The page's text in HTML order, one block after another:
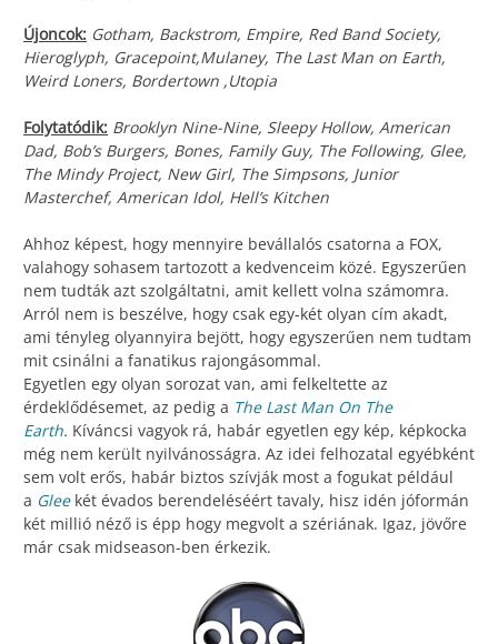
Újoncok: Gotham, Backstrom, Empire, Red Band Society,
Hieroglyph, Gracepoint,Mulaney, The Last Man on Earth,
Weird Loners, Bordertown ,Utopia
Folytatódik: Brooklyn Nine-Nine, Sleepy Hollow, American
Dad, Bob’s Burgers, Bones, Family Guy, The Following, Glee,
The Mindy Project, New Girl, The Simpsons, Junior
Masterchef, American Idol, Hell’s Kitchen
Ahhoz képest, hogy mennyire bevállalós csatorna a FOX,
valahogy sohasem tartozott a kedvenceim közé. Egyszerűen
nem tudták azt szolgáltatni, amit kellett volna számomra.
Arról nem is beszélve, hogy csak egy-két olyan cím akadt,
ami tényleg olyannyira bejött, hogy egyszerűen nem tudtam
mit csinálni a fanatikus rajongásommal.
Egyetlen egy olyan sorozat van, ami felkeltette az
érdeklődésemet, az pedig a The Last Man On The
Earth. Kíváncsi vagyok rá, habár egyetlen egy kép, képkocka
még nem került nyilvánosságra. Az idei felhozatal egyébként
sem volt erős, habár biztos szívják most a fogukat például
a Gleekét évados berendeléséért tavaly, hisz idén jóformán
két millió néző is épp hogy megvolt a szériának. Igaz, jövőre
már csak midseason-ben érkezik.